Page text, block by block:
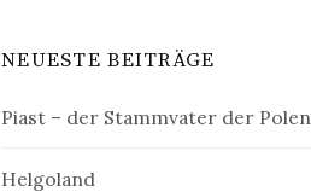
NEUESTE BEITRÄGE
Piast – der Stammvater der Polen
Helgoland